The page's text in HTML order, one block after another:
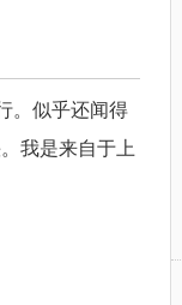
。似乎还闻得
我是来自于上